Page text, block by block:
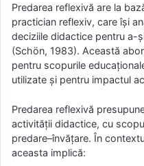
Predarea reflexivă are la
practician reflexiv, care își
deciziile didactice pentru a-
(Schön, 1983). Această
pentru scopurile
utilizate și pentru impactul
Predarea reflexivă
activității didactice, cu
predare–învățare. În
aceasta implică: